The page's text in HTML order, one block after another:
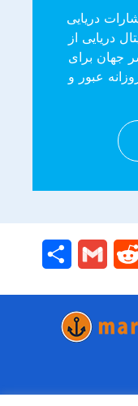
دریایی
دریایی از
جهان برای
عبور و
Reddit
Gmail